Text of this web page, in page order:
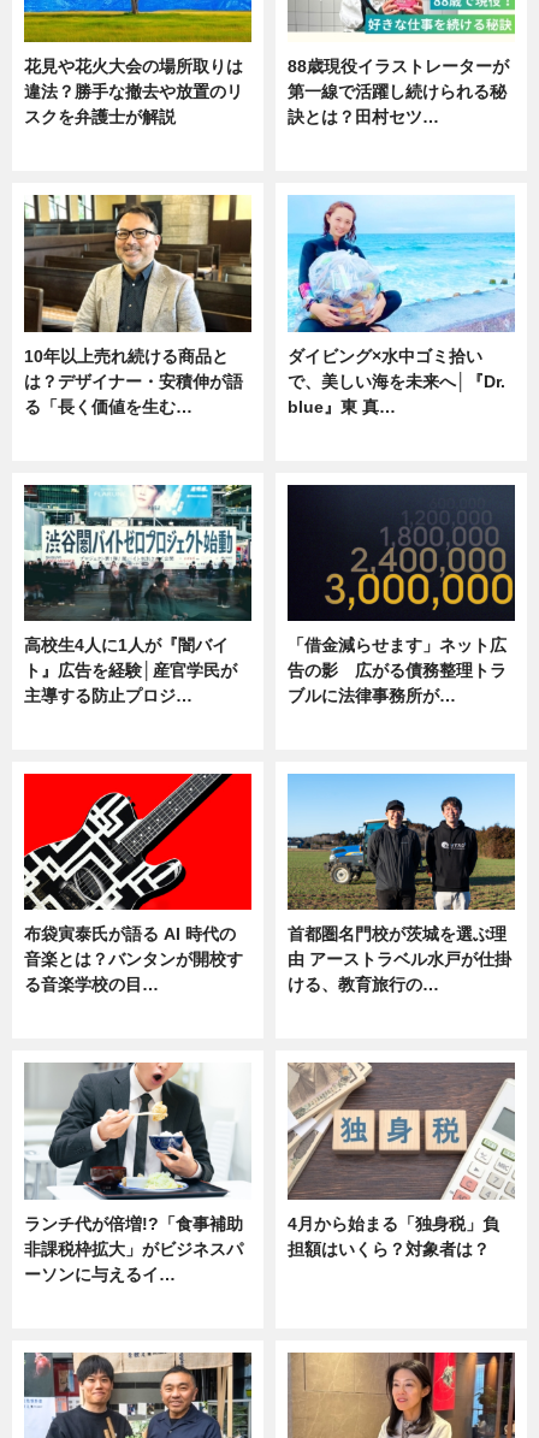
花見や花火大会の場所取りは
違法？勝手な撤去や放置のリ
スクを弁護士が解説
88歳現役イラストレーターが
第一線で活躍し続けられる秘
訣とは？田村セツ…
10年以上売れ続ける商品と
は？デザイナー・安積伸が語
る「長く価値を生む…
ダイビング×水中ゴミ拾い
で、美しい海を未来へ│『Dr.
blue』東 真…
高校生4人に1人が『闇バイ
ト』広告を経験│産官学民が
主導する防止プロジ…
「借金減らせます」ネット広
告の影 広がる債務整理トラ
ブルに法律事務所が…
布袋寅泰氏が語る AI 時代の
音楽とは？バンタンが開校す
る音楽学校の目…
首都圏名門校が茨城を選ぶ理
由 アーストラベル水戸が仕掛
ける、教育旅行の…
ランチ代が倍増!?「食事補助
非課税枠拡大」がビジネスパ
ーソンに与えるイ…
4月から始まる「独身税」負
担額はいくら？対象者は？